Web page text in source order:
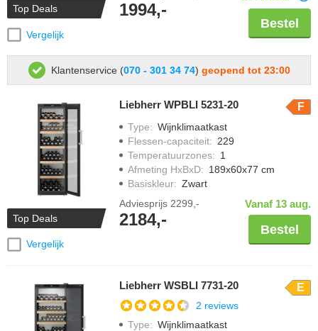
Top Deals
Vergelijk
1994,-
Bestel
Klantenservice (070 - 301 34 74) geopend tot 23:00
Top Deals
Vergelijk
Liebherr WPBLI 5231-20 F
Type: Wijnklimaatkast
Flessen-capaciteit: 229
Temperatuurzones: 1
Afmeting HxBxD: 189x60x77 cm
Basiskleur: Zwart
Adviesprijs 2299,-
2184,-
Vanaf 13 aug.
Bestel
Liebherr WSBLI 7731-20 E
2 reviews
Type: Wijnklimaatkast